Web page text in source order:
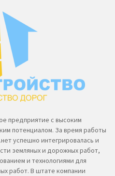
предприятие с высоким
потенциалом. За время работы
успешно интегрировалась и
земляных и дорожных работ,
и технологиями для
работ. В штате компании